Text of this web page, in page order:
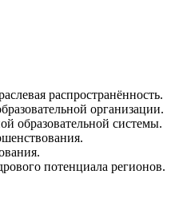
распространённость.
организации.
образовательной системы.
потенциала регионов.